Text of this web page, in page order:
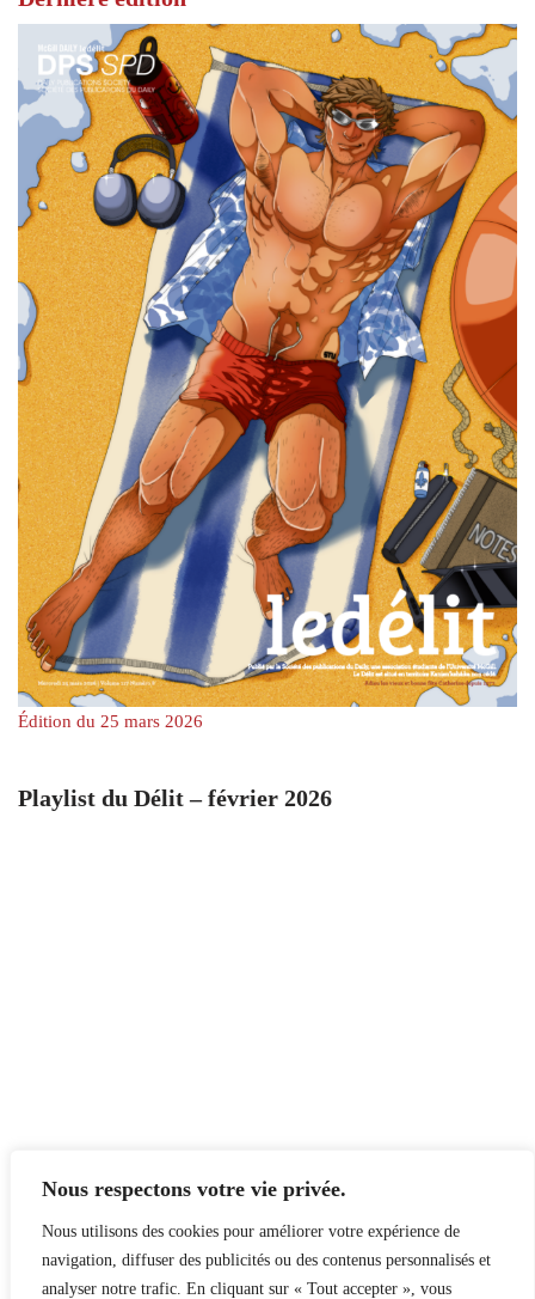
Nous respectons votre vie privée.
Nous utilisons des cookies pour améliorer votre expérience de
navigation, diffuser des publicités ou des contenus personnalisés et
analyser notre trafic. En cliquant sur « Tout accepter », vous
Édition du 25 mars 2026
Playlist du Délit – février 2026